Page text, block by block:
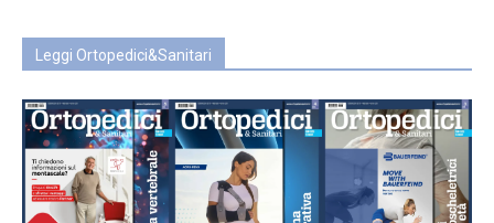
Leggi Ortopedici&Sanitari